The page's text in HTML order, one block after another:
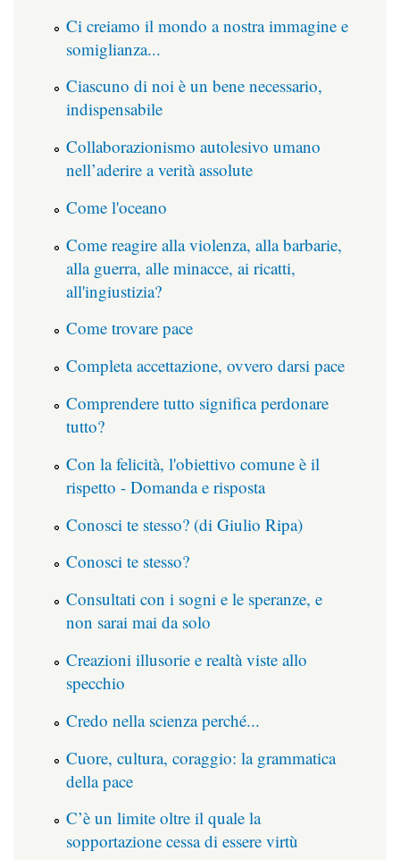
Ci creiamo il mondo a nostra immagine e
somiglianza...
Ciascuno di noi è un bene necessario,
indispensabile
Collaborazionismo autolesivo umano
nell’aderire a verità assolute
Come l'oceano
Come reagire alla violenza, alla barbarie,
alla guerra, alle minacce, ai ricatti,
all'ingiustizia?
Come trovare pace
Completa accettazione, ovvero darsi pace
Comprendere tutto significa perdonare
tutto?
Con la felicità, l'obiettivo comune è il
rispetto - Domanda e risposta
Conosci te stesso? (di Giulio Ripa)
Conosci te stesso?
Consultati con i sogni e le speranze, e
non sarai mai da solo
Creazioni illusorie e realtà viste allo
specchio
Credo nella scienza perché...
Cuore, cultura, coraggio: la grammatica
della pace
C’è un limite oltre il quale la
sopportazione cessa di essere virtù